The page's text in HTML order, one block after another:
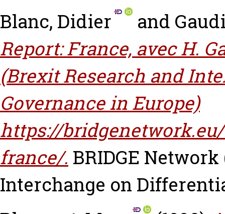
Blanc, Didier
and
Report: France, avec H.
(Brexit Research and
Governance in Europe)
https://
france/. BRIDGE
Interchange on